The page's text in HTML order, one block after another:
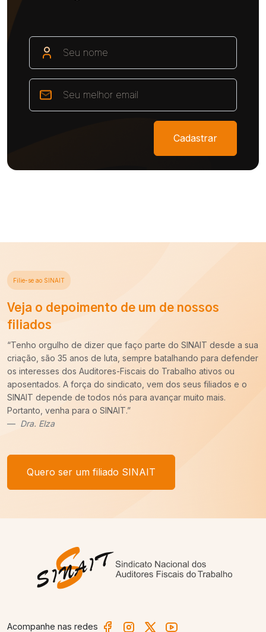
Cadastrar
Filie-se ao SINAIT
Veja o depoimento de um de nossos
filiados
“Há cerca de dez anos entrei para a carreira de Auditoria-Fiscal
do Trabalho e ao longo desse período constatei que é
imprescindível o trabalho do SINAIT para a nossa categoria.
Uma carreira para ser forte precisa de um Sindicato forte,
sempre pronto para batalhar pelos nossos interesses. E tenho
um recado,COM VOCÊ FILIADO, SEREMOS MAIS!
Afonso Borges
Quero ser um filiado SINAIT
Acompanhe nas redes